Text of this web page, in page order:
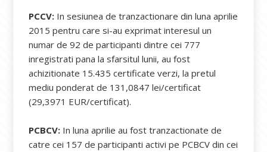
PCCV: In sesiunea de tranzactionare din luna aprilie
2015 pentru care si-au exprimat interesul un
numar de 92 de participanti dintre cei 777
inregistrati pana la sfarsitul lunii, au fost
achizitionate 15.435 certificate verzi, la pretul
mediu ponderat de 131,0847 lei/certificat
(29,3971 EUR/certificat).
PCBCV: In luna aprilie au fost tranzactionate de
catre cei 157 de participanti activi pe PCBCV din cei